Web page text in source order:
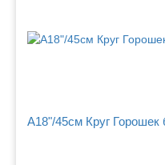
A18"/45см Круг